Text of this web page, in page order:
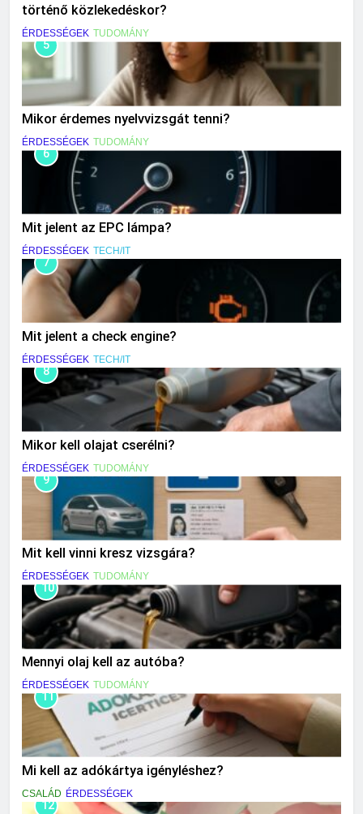
történő közlekedéskor?
ÉRDESSÉGEK TUDOMÁNY
5
Mikor érdemes nyelvvizsgát tenni?
ÉRDESSÉGEK TUDOMÁNY
6
Mit jelent az EPC lámpa?
ÉRDESSÉGEK TECH/IT
7
Mit jelent a check engine?
ÉRDESSÉGEK TECH/IT
8
Mikor kell olajat cserélni?
ÉRDESSÉGEK TUDOMÁNY
9
Mit kell vinni kresz vizsgára?
ÉRDESSÉGEK TUDOMÁNY
10
Mennyi olaj kell az autóba?
ÉRDESSÉGEK TUDOMÁNY
11
Mi kell az adókártya igényléshez?
CSALÁD ÉRDESSÉGEK
12